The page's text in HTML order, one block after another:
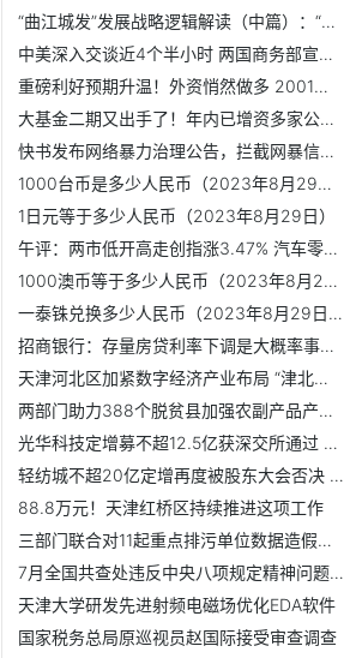
“曲江城发”发展战略逻辑解读（中篇）：“和而不同”生——...
中美深入交谈近4个半小时 两国商务部宣布成立工作组
重磅利好预期升温！外资悄然做多 2001年一幕要重现？
大基金二期又出手了！年内已增资多家公司 半导体周期复苏要来？
快书发布网络暴力治理公告，拦截网暴信息5521条
1000台币是多少人民币（2023年8月29日）
1日元等于多少人民币（2023年8月29日）
午评：两市低开高走创指涨3.47% 汽车零部件板块领涨
1000澳币等于多少人民币（2023年8月29日）
一泰铢兑换多少人民币（2023年8月29日）
招商银行：存量房贷利率下调是大概率事件 已制定了相关预案
天津河北区加紧数字经济产业布局 “津北数字集团”正式揭牌成立
两部门助力388个脱贫县加强农副产品产销对接
光华科技定增募不超12.5亿获深交所通过 东方投行建功
轻纺城不超20亿定增再度被股东大会否决 H1净利降44%
88.8万元！天津红桥区持续推进这项工作
三部门联合对11起重点排污单位数据造假案督办
7月全国共查处违反中央八项规定精神问题8157起
天津大学研发先进射频电磁场优化EDA软件
国家税务总局原巡视员赵国际接受审查调查